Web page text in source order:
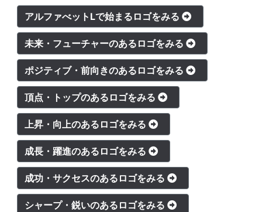
アルファべットLで始まるロゴをみる
未来・フューチャーのあるロゴをみる
ポジティブ・前向きのあるロゴをみる
頂点・トップのあるロゴをみる
上昇・向上のあるロゴをみる
成長・躍進のあるロゴをみる
成功・サクセスのあるロゴをみる
シャープ・鋭いのあるロゴをみる